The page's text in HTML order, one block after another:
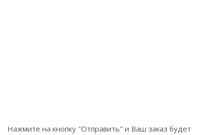
Нажмите на кнопку "Отправить" и Ваш заказ будет